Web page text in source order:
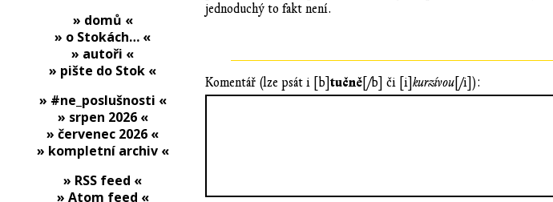
jednoduchý to fakt není.
Komentář (lze psát i [b] tučně [/b] či [i] kurzívou [/i]):
» domů «
» o Stokách… «
» autoři «
» pište do Stok «
» #ne_poslušnosti «
» srpen 2026 «
» červenec 2026 «
» kompletní archiv «
» RSS feed «
» Atom feed «